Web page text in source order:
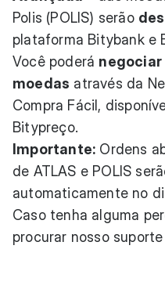
Polis (POLIS) serão
plataforma Bitybank e
Você poderá negociar
moedas através da
Compra Fácil,
Bitypreço.
Importante: Ordens
de ATLAS e POLIS
automaticamente no
Caso tenha alguma
procurar nosso suporte